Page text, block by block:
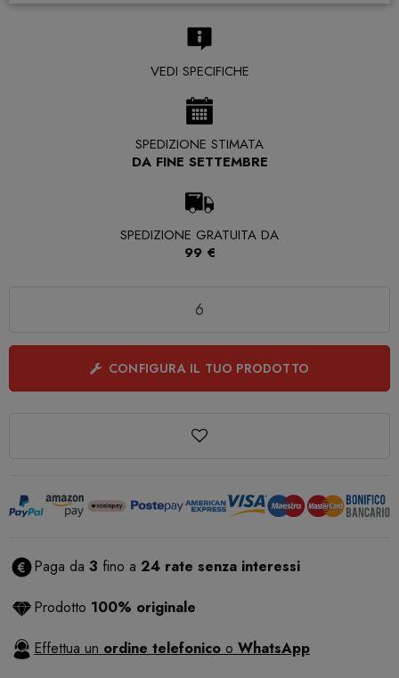
VEDI SPECIFICHE
SPEDIZIONE STIMATA
DA FINE SETTEMBRE
SPEDIZIONE GRATUITA DA
99 €
CONFIGURA IL TUO PRODOTTO
Paga da 3 fino a 24 rate senza interessi
Prodotto 100% originale
Effettua un ordine telefonico o WhatsApp